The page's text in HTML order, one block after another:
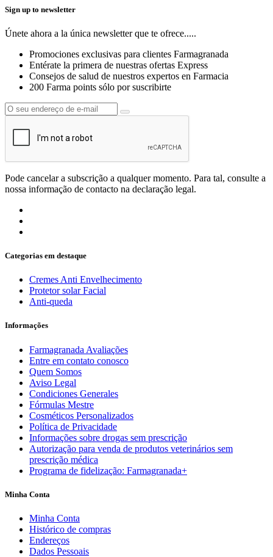
Sign up to newsletter
Únete ahora a la única newsletter que te ofrece.....
Promociones exclusivas para clientes Farmagranada
Entérate la primera de nuestras ofertas Express
Consejos de salud de nuestros expertos en Farmacia
200 Farma points sólo por suscribirte
Pode cancelar a subscrição a qualquer momento. Para tal, consulte a
nossa informação de contacto na declaração legal.
Categorias em destaque
Cremes Anti Envelhecimento
Protetor solar Facial
Anti-queda
Informações
Farmagranada Avaliações
Entre em contato conosco
Quem Somos
Aviso Legal
Condiciones Generales
Fórmulas Mestre
Cosméticos Personalizados
Política de Privacidade
Informações sobre drogas sem prescrição
Autorização para venda de produtos veterinários sem
prescrição médica
Programa de fidelização: Farmagranada+
Minha Conta
Minha Conta
Histórico de compras
Endereços
Dados Pessoais